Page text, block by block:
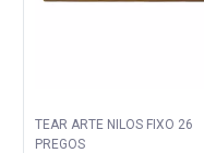
TEAR ARTE NILOS FIXO 26
PREGOS